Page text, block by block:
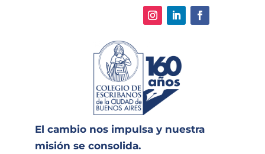
El cambio nos impulsa y nuestra
misión se consolida.